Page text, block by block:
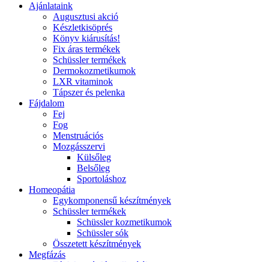
Ajánlataink
Augusztusi akció
Készletkisöprés
Könyv kiárusítás!
Fix áras termékek
Schüssler termékek
Dermokozmetikumok
LXR vitaminok
Tápszer és pelenka
Fájdalom
Fej
Fog
Menstruációs
Mozgásszervi
Külsőleg
Belsőleg
Sportoláshoz
Homeopátia
Egykomponensű készítmények
Schüssler termékek
Schüssler kozmetikumok
Schüssler sók
Összetett készítmények
Megfázás